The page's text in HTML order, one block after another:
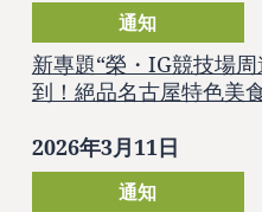
通知
新專題“榮・IG競技場
到！絕品名古屋特色美
2026年3月11日
通知